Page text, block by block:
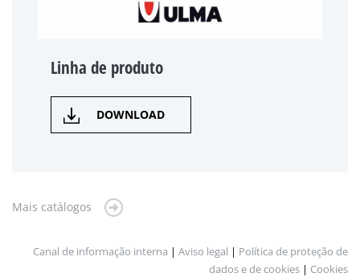
Linha de produto
DOWNLOAD
Mais catálogos
Canal de informação interna | Aviso legal | Política de proteção de
dados e de cookies | Cookies